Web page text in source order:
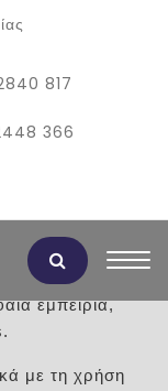
817
366
εμπειρία,
με τη χρήση